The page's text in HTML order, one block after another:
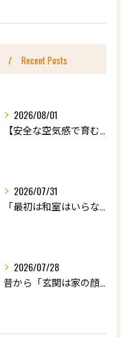
Recent Posts
2026/08/01
【安全な空気感で育む、天然木の家ー完成内見会】
2026/07/31
「最初は和室はいらないかな、と思っていたけれど…」
2026/07/28
昔から「玄関は家の顔」と言われています。